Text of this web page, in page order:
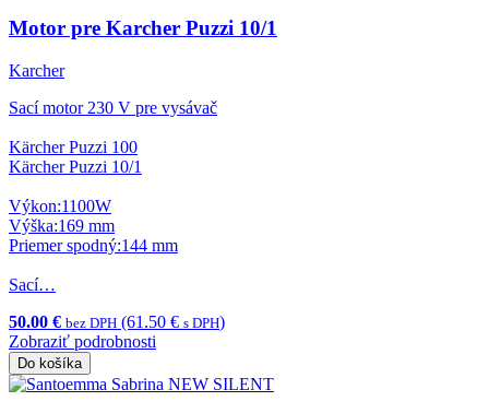
Motor pre Karcher Puzzi 10/1
Karcher
Sací motor 230 V pre vysávač
Kärcher Puzzi 100
Kärcher Puzzi 10/1
Výkon:1100W
Výška:169 mm
Priemer spodný:144 mm
Sací…
50.00 € bez DPH (61.50 € s DPH)
Zobraziť podrobnosti
Do košíka